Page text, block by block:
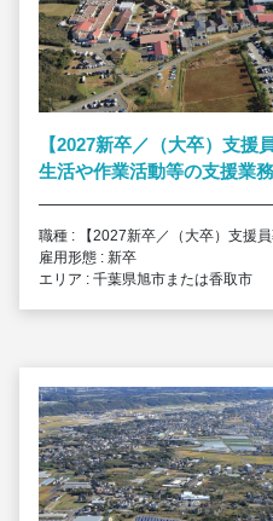
【2027新卒／（大卒）支援
生活や作業活動等の支援業務
職種 : 【2027新卒／（大卒）支援
雇用形態 : 新卒
エリア : 千葉県旭市または香取市